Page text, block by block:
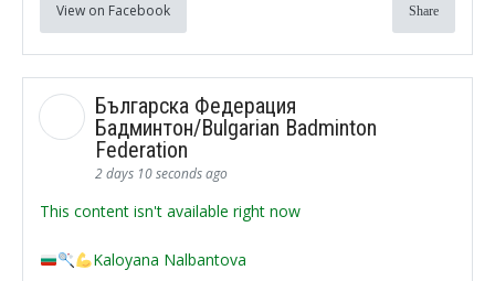
View on Facebook Share
Българска Федерация
Бадминтон/Bulgarian Badminton
Federation
2 days 10 seconds ago
This content isn't available right now
Kaloyana Nalbantova